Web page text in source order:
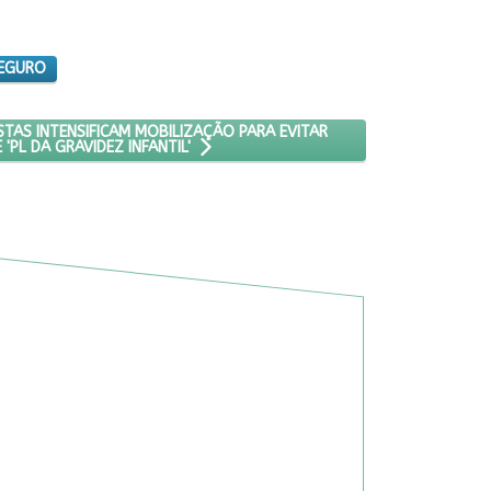
RUAS, FEMINISTAS INTENSIFICAM MOBILIZAÇÃO PARA EVITAR
INTENSIFICAM MOBILIZAÇÃO PARA EVITAR
DA GRAVIDEZ INFANTIL'